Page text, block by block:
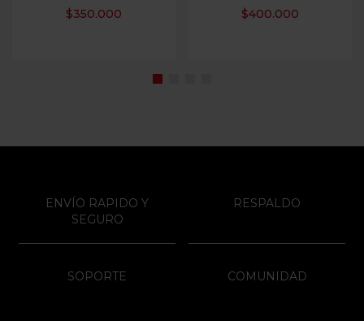
$350.000
$400.000
ENVÍO RAPIDO Y
SEGURO
RESPALDO
SOPORTE COMUNIDAD